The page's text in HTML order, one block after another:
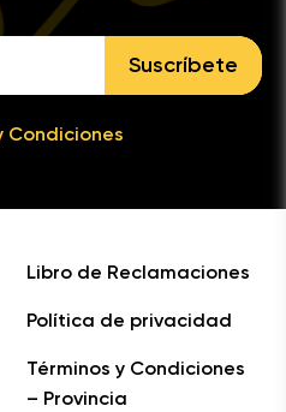
Suscríbete
Condiciones
Libro de Reclamaciones
Política de privacidad
Términos y Condiciones
– Provincia